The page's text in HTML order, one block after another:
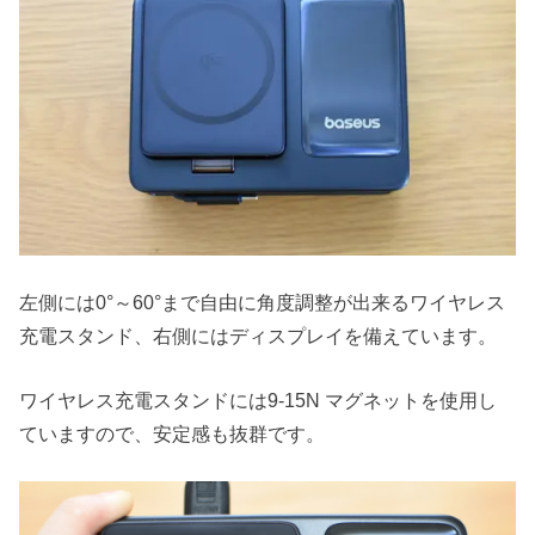
左側には0°～60°まで自由に角度調整が出来るワイヤレス
充電スタンド、右側にはディスプレイを備えています。
ワイヤレス充電スタンドには9-15N マグネットを使用し
ていますので、安定感も抜群です。